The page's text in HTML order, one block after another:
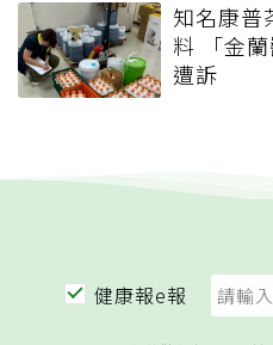
知名康普
料 「金
遭訴
健康報e報